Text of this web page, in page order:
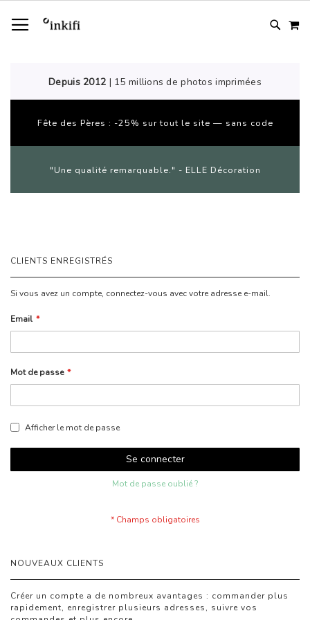
AU
CONTENU
Depuis 2012 | 15 millions de photos imprimées
Fête des Pères : -25% sur tout le site — sans code
"Une qualité remarquable." - ELLE Décoration
CLIENTS ENREGISTRÉS
Si vous avez un compte, connectez-vous avec votre adresse e-mail.
Email
Mot de passe
Afficher le mot de passe
Se connecter
Mot de passe oublié ?
NOUVEAUX CLIENTS
Créer un compte a de nombreux avantages : commander plus
rapidement, enregistrer plusieurs adresses, suivre vos